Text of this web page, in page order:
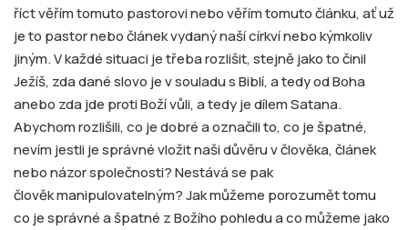
říct věřím tomuto pastorovi nebo věřím tomuto článku, ať už
je to pastor nebo článek vydaný naší církví nebo kýmkoliv
jiným. V každé situaci je třeba rozlišit, stejně jako to činil
Ježíš, zda dané slovo je v souladu s Biblí, a tedy od Boha
anebo zda jde proti Boží vůli, a tedy je dílem Satana.
Abychom rozlišili, co je dobré a označili to, co je špatné,
nevím jestli je správné vložit naši důvěru v člověka, článek
nebo názor společnosti? Nestává se pak
člověk manipulovatelným? Jak můžeme porozumět tomu
co je správné a špatné z Božího pohledu a co můžeme jako